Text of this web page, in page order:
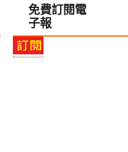
免費訂閱電
子報